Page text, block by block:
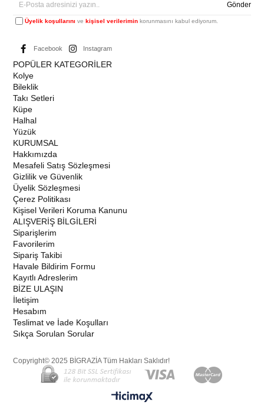
Gönder
Üyelik koşullarını vekişisel verilerimin korunmasını kabul ediyorum.
Facebook Instagram
POPÜLER KATEGORİLER
Kolye
Bileklik
Takı Setleri
Küpe
Halhal
Yüzük
KURUMSAL
Hakkımızda
Mesafeli Satış Sözleşmesi
Gizlilik ve Güvenlik
Üyelik Sözleşmesi
Çerez Politikası
Kişisel Verileri Koruma Kanunu
ALIŞVERİŞ BİLGİLERİ
Siparişlerim
Favorilerim
Sipariş Takibi
Havale Bildirim Formu
Kayıtlı Adreslerim
BİZE ULAŞIN
İletişim
Hesabım
Teslimat ve İade Koşulları
Sıkça Sorulan Sorular
Copyright© 2025 BİGRAZİA Tüm Hakları Saklıdır!